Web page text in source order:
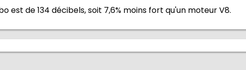
est de 134 décibels, soit 7,6% moins fort qu'un moteur V8.